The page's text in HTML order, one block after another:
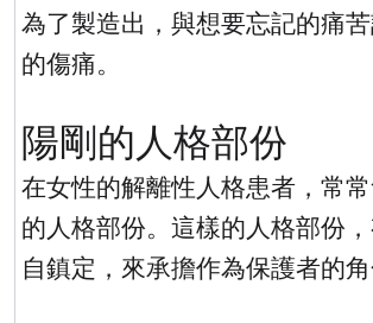
為了製造出，與想要忘記的痛
的傷痛。
陽剛的人格部份
在女性的解離性人格患者，常
的人格部份。這樣的人格部份
自鎮定，來承擔作為保護者的角